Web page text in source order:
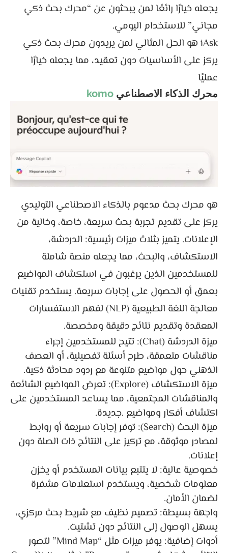
يجعله خيارًا رائعًا لمن يبحثون عن “محرك بحث ذكي
مجاني” للاستخدام اليومي.
iAsk هو الحل المثالي لمن يريدون محرك بحث ذكي
يركز على الأساسيات دون تعقيد، مما يجعله خيارًا
عمليًا
محرك الذكاء الاصطناعي komo
هو محرك بحث مدعوم بالذكاء الاصطناعي التوليدي
يركز على تقديم تجربة بحث سريعة، خاصة، وخالية من
الإعلانات. يتميز بثلاث ميزات رئيسية: الدردشة،
الاستكشاف، والبحث، مما يجعله منصة شاملة
للمستخدمين الذين يرغبون في استكشاف المواضيع
بعمق أو الحصول على إجابات سريعة. يستخدم تقنيات
معالجة اللغة الطبيعية (NLP) لفهم الاستفسارات
المعقدة وتقديم نتائج دقيقة ومخصصة.
ميزة الدردشة (Chat): تتيح للمستخدمين إجراء
مناقشات متعمقة، طرح أسئلة تفصيلية، أو العصف
الذهني حول مواضيع متنوعة مع ردود محادثة ذكية.
ميزة الاستكشاف (Explore): تعرض المواضيع الشائعة
والمناقشات المجتمعية، مما يساعد المستخدمين على
اكتشاف أفكار ومواضيع .جديدة.
ميزة البحث (Search): توفر إجابات سريعة أو روابط
لمصادر موثوقة، مع تركيز على النتائج ذات الصلة دون
إعلانات.
خصوصية عالية: لا يتتبع بيانات المستخدم أو يخزن
معلومات شخصية، ويستخدم استعلامات مشفرة
لضمان الأمان.
واجهة بسيطة: تصميم نظيف مع شريط بحث مركزي،
يسهل الوصول إلى النتائج دون تشتيت.
أدوات إضافية: يوفر ميزات مثل “Mind Map” لتصور